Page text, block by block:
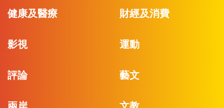
健康及醫療 財經及消費
影視 運動
評論 藝文